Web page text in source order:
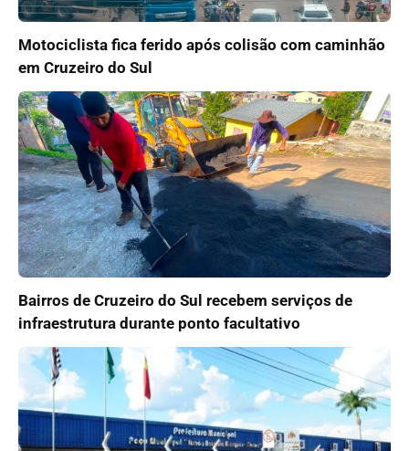
Motociclista fica ferido após colisão com caminhão
em Cruzeiro do Sul
Bairros de Cruzeiro do Sul recebem serviços de
infraestrutura durante ponto facultativo